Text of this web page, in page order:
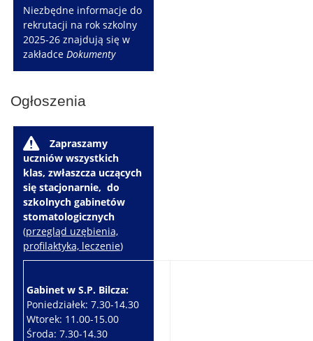
Niezbędne informacje do
rekrutacji na rok szkolny
2025-26 znajdują się w
zakładceDokumenty
Ogłoszenia
W
Zapraszamy
uczniów wszystkich
klas, zwłaszcza uczących
się stacjonarnie, do
szkolnych gabinetów
stomatologicznych
(przegląd uzębienia,
profilaktyka, leczenie)
Gabinet w S.P. Bilcza:
Poniedziałek: 7.30-14.30
Wtorek: 11.00-15.00
Środa: 7.30-14.30